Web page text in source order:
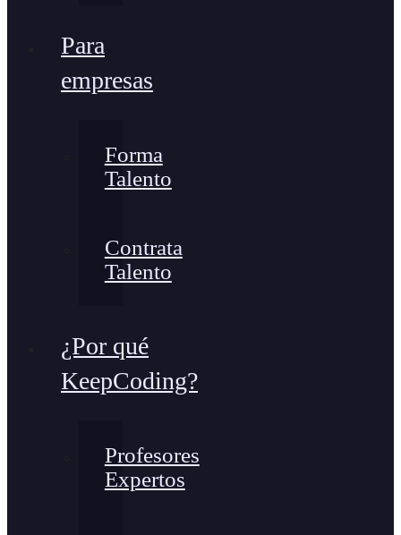
Para
empresas
Forma
Talento
Contrata
Talento
¿Por qué
KeepCoding?
Profesores
Expertos